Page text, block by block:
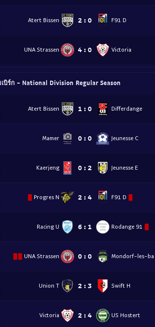
Atert Bissen 2 : 0 F91 D
UNA Strassen 4 : 0 Victoria
เบิร์ก - National Division Regular Season
Atert Bissen 1 : 0 Differdange
Mamer 0 : 0 Jeunesse C
Kaerjeng 0 : 2 Jeunesse E
Progres N 2 : 4 F91 D
Racing U 6 : 1 Rodange 91
UNA Strassen 0 : 0 Mondorf-les-ba
Union T 2 : 3 Swift H
Victoria 2 : 4 US Hostert